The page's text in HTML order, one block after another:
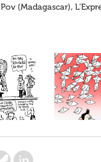
(Madagascar),